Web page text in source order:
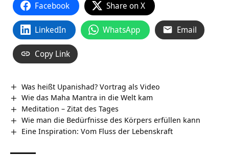
Facebook Share on X
LinkedIn WhatsApp Email
Copy Link
Was heißt Upanishad? Vortrag als Video
Wie das Maha Mantra in die Welt kam
Meditation – Zitat des Tages
Wie man die Bedürfnisse des Körpers erfüllen kann
Eine Inspiration: Vom Fluss der Lebenskraft